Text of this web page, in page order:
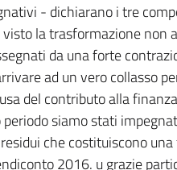
- dichiarano i tre
la trasformazione non
da una forte
ad un vero collasso
del contributo alla
periodo siamo stati
che costituiscono
2016. u grazie